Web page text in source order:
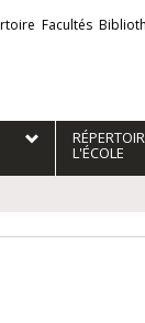
Facultés
L'ÉCOLE